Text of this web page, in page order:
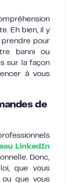
Eh bien, il y
prendre pour
banni ou
sur la façon
à vous
de
LinkedIn
Donc,
que vous
ou que vous